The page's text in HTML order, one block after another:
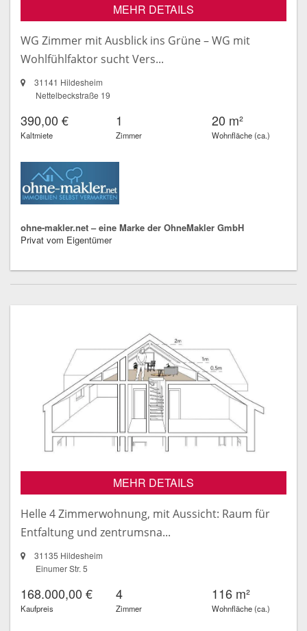
MEHR DETAILS
WG Zimmer mit Ausblick ins Grüne – WG mit
Wohlfühlfaktor sucht Vers...
31141 Hildesheim
Nettelbeckstraße 19
390,00 €
Kaltmiete
1
Zimmer
20 m²
Wohnfläche (ca.)
ohne-makler.net – eine Marke der OhneMakler GmbH
Privat vom Eigentümer
MEHR DETAILS
Helle 4 Zimmerwohnung, mit Aussicht: Raum für
Entfaltung und zentrumsna...
31135 Hildesheim
Einumer Str. 5
168.000,00 €
Kaufpreis
4
Zimmer
116 m²
Wohnfläche (ca.)